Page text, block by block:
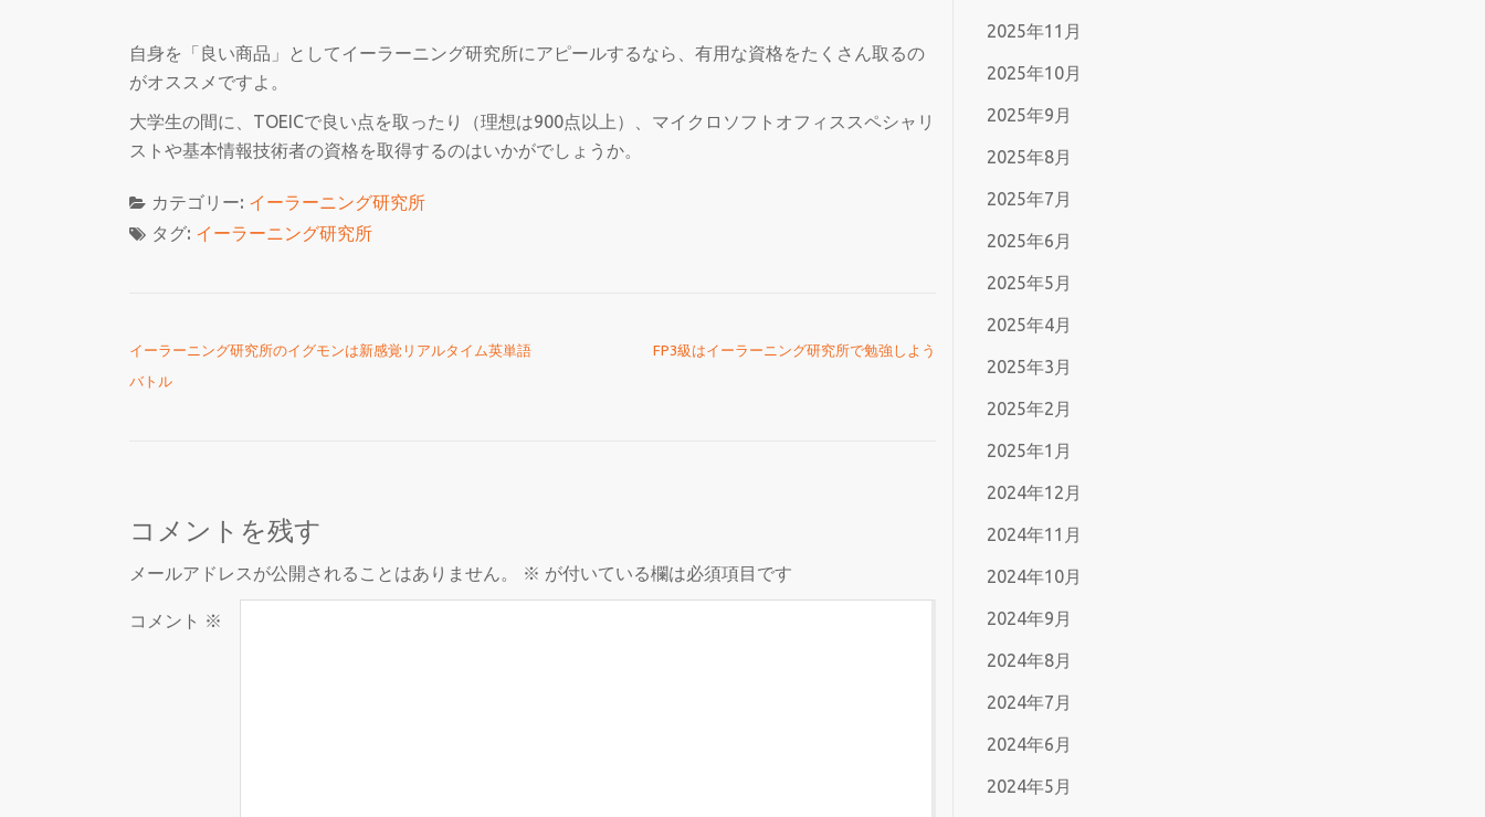
自身を「良い商品」としてイーラーニング研究所にアピールするなら、有用な資格をたくさん取るの
がオススメですよ。
大学生の間に、TOEICで良い点を取ったり（理想は900点以上）、マイクロソフトオフィススペシャリ
ストや基本情報技術者の資格を取得するのはいかがでしょうか。
カテゴリー: イーラーニング研究所
タグ: イーラーニング研究所
イーラーニング研究所のイグモンは新感覚リアルタイム英単語
バトル
FP3級はイーラーニング研究所で勉強しよう
コメントを残す
メールアドレスが公開されることはありません。 ※ が付いている欄は必須項目です
コメント ※
2025年11月
2025年10月
2025年9月
2025年8月
2025年7月
2025年6月
2025年5月
2025年4月
2025年3月
2025年2月
2025年1月
2024年12月
2024年11月
2024年10月
2024年9月
2024年8月
2024年7月
2024年6月
2024年5月